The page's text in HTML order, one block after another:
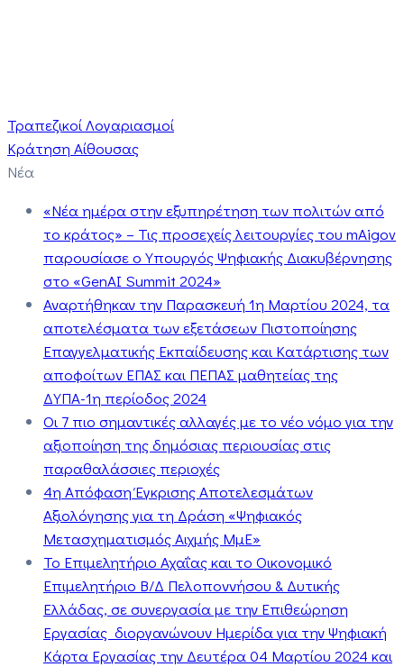
Τραπεζικοί Λογαριασμοί
Κράτηση Αίθουσας
Νέα
«Νέα ημέρα στην εξυπηρέτηση των πολιτών από
το κράτος» – Τις προσεχείς λειτουργίες του mAigov
παρουσίασε ο Υπουργός Ψηφιακής Διακυβέρνησης
στο «GenAI Summit 2024»
Αναρτήθηκαν την Παρασκευή 1η Μαρτίου 2024, τα
αποτελέσματα των εξετάσεων Πιστοποίησης
Επαγγελματικής Εκπαίδευσης και Κατάρτισης των
αποφοίτων ΕΠΑΣ και ΠΕΠΑΣ μαθητείας της
ΔΥΠΑ-1η περίοδος 2024
Οι 7 πιο σημαντικές αλλαγές με το νέο νόμο για την
αξιοποίηση της δημόσιας περιουσίας στις
παραθαλάσσιες περιοχές
4η Απόφαση Έγκρισης Αποτελεσμάτων
Αξιολόγησης για τη Δράση «Ψηφιακός
Μετασχηματισμός Αιχμής ΜμΕ»
Το Επιμελητήριο Αχαΐας και το Οικονομικό
Επιμελητήριο Β/Δ Πελοποννήσου & Δυτικής
Ελλάδας, σε συνεργασία με την Επιθεώρηση
Εργασίας διοργανώνουν Ημερίδα για την Ψηφιακή
Κάρτα Εργασίας την Δευτέρα 04 Μαρτίου 2024 και